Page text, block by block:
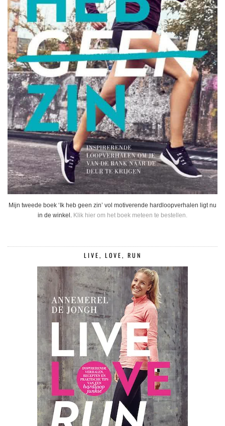
Mijn tweede boek ‘Ik heb geen zin’ vol motiverende hardloopverhalen ligt nu
in de winkel. Klik hier om het boek meteen te bestellen.
LIVE, LOVE, RUN